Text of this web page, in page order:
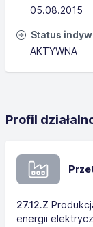
05.08.2015
Status
AKTYWNA
Profil
27.12.Z
energii